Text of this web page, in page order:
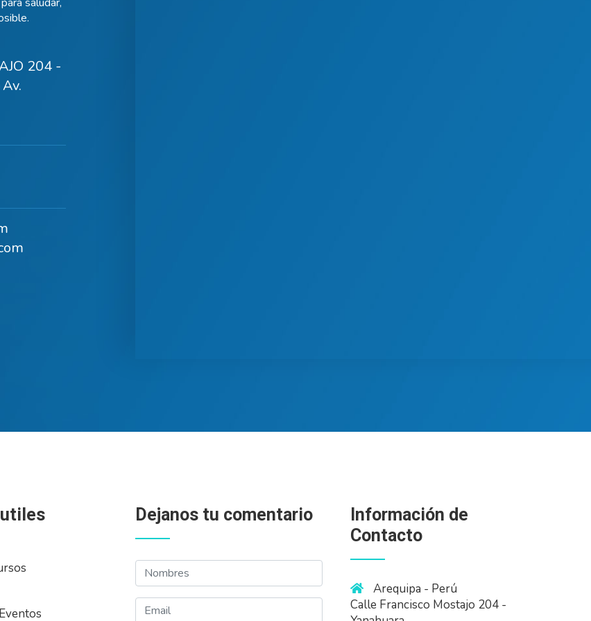
204 -
utiles Dejanos tu comentario
Nombres
Email
Información de
Contacto
Arequipa - Perú
Calle Francisco Mostajo 204 -